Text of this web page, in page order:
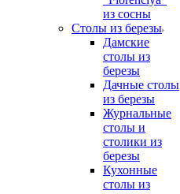
из сосны
Столы из березы
Дамские
столы из
березы
Дачные столы
из березы
Журнальные
столы и
столики из
березы
Кухонные
столы из